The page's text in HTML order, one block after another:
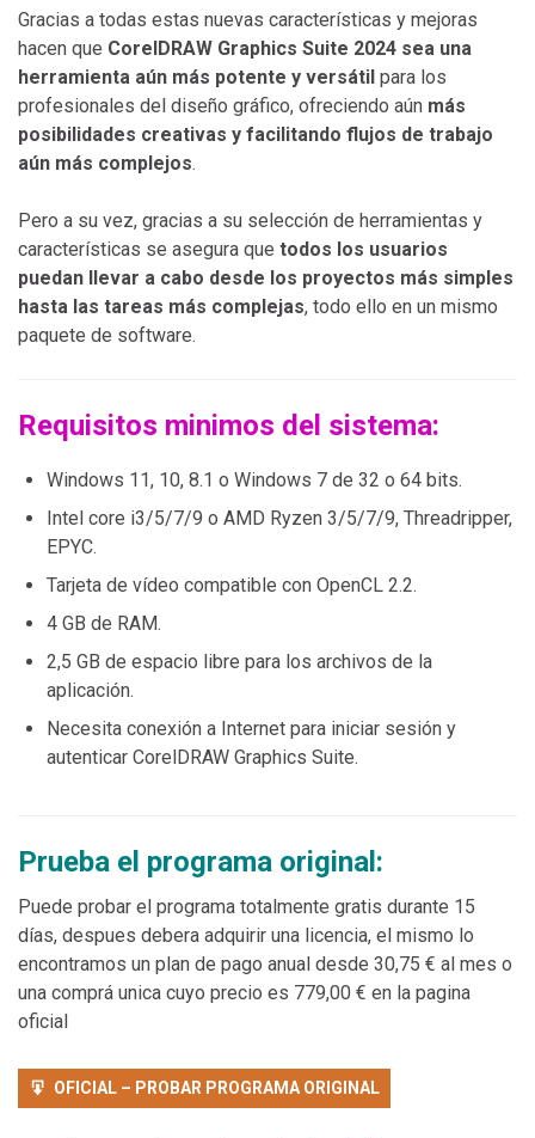
Gracias a todas estas nuevas características y mejoras
hacen que CorelDRAW Graphics Suite 2024 sea una
herramienta aún más potente y versátil para los
profesionales del diseño gráfico, ofreciendo aún más
posibilidades creativas y facilitando flujos de trabajo
aún más complejos.
Pero a su vez, gracias a su selección de herramientas y
características se asegura que todos los usuarios
puedan llevar a cabo desde los proyectos más simples
hasta las tareas más complejas, todo ello en un mismo
paquete de software.
Requisitos minimos del sistema:
Windows 11, 10, 8.1 o Windows 7 de 32 o 64 bits.
Intel core i3/5/7/9 o AMD Ryzen 3/5/7/9, Threadripper,
EPYC.
Tarjeta de vídeo compatible con OpenCL 2.2.
4 GB de RAM.
2,5 GB de espacio libre para los archivos de la
aplicación.
Necesita conexión a Internet para iniciar sesión y
autenticar CorelDRAW Graphics Suite.
Prueba el programa original:
Puede probar el programa totalmente gratis durante 15
días, despues debera adquirir una licencia, el mismo lo
encontramos un plan de pago anual desde 30,75 € al mes o
una comprá unica cuyo precio es 779,00 € en la pagina
oficial
OFICIAL – PROBAR PROGRAMA ORIGINAL